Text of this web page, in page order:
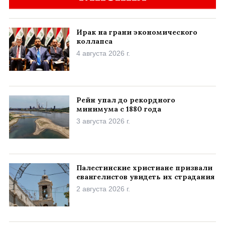
Ирак на грани экономического
коллапса
4 августа 2026 г.
Рейн упал до рекордного
минимума с 1880 года
3 августа 2026 г.
Палестинские христиане призвали
евангелистов увидеть их страдания
2 августа 2026 г.